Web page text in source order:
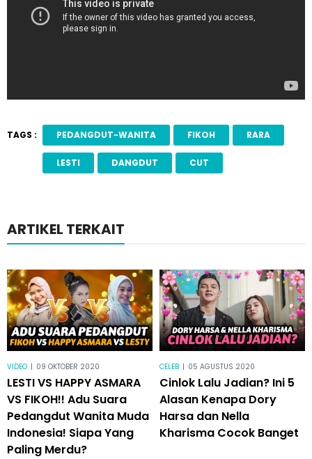
TAGS : PEDANGDUT-WANITA FIKOH RARA
LESTI DANGDUT CUT
ARTIKEL TERKAIT
VIDEO | 09 OKTOBER 2020
LESTI VS HAPPY ASMARA
VS FIKOH!! Adu Suara
Pedangdut Wanita Muda
Indonesia! Siapa Yang
Paling Merdu?
CELEB | 05 AGUSTUS 2020
Cinlok Lalu Jadian? Ini 5
Alasan Kenapa Dory
Harsa dan Nella
Kharisma Cocok Banget